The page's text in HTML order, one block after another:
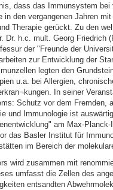
dass das Immunsystem
in den vergangenen Jahren
Therapie gerückt. Zu den
Dr. h.c. mult. Georg Friedrich
der "Freunde der
zur Entwicklung der
legten den
u.a. bei Allergien,
In seiner
Schutz vor dem Fremden,
und Immunologie ist
am Max-
das Basler Institut für
im Bereich der
wird zusammen mit
umfasst die Zellen des
entsandten